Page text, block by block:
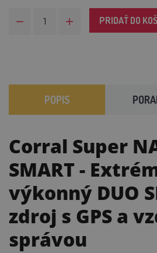
PRIDAŤ DO
POPIS
Corral Super
SMART -
výkonný DUO
zdroj s GPS a
správou